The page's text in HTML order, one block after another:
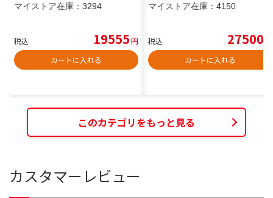
マイストア在庫： 3294
税込 19555円
カートに入れる
マイストア在庫： 4150
税込 27500
カートに入れる
このカテゴリをもっと見る
カスタマーレビュー